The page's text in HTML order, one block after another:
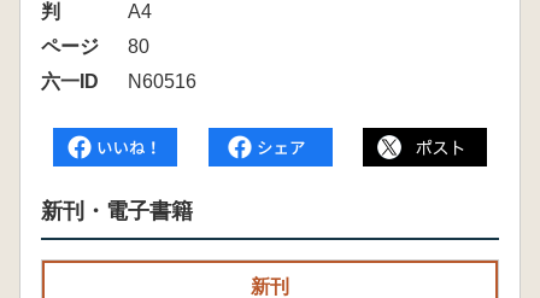
判
A4
ページ
80
六一ID
N60516
新刊・電子書籍
新刊